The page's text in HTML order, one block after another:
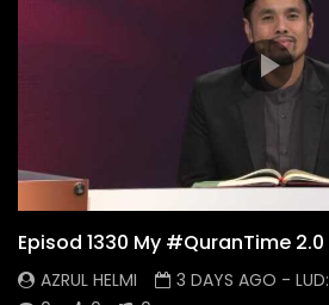
Episod 1330 My #QuranTime 2.0
AZRUL HELMI 3 DAYS AGO - LUD: